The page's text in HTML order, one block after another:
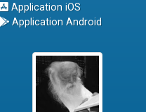
Application iOS
Application Android